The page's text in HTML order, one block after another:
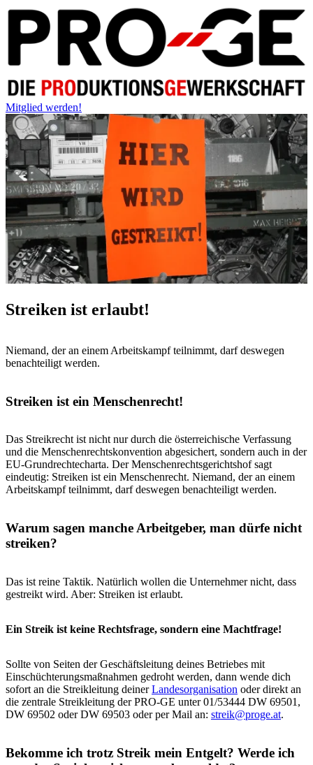
Mitglied werden!
Streiken ist erlaubt!
Niemand, der an einem Arbeitskampf teilnimmt, darf deswegen
benachteiligt werden.
Streiken ist ein Menschenrecht!
Das Streikrecht ist nicht nur durch die österreichische Verfassung
und die Menschenrechtskonvention abgesichert, sondern auch in der
EU-Grundrechtecharta. Der Menschenrechtsgerichtshof sagt
eindeutig: Streiken ist ein Menschenrecht. Niemand, der an einem
Arbeitskampf teilnimmt, darf deswegen benachteiligt werden.
Warum sagen manche Arbeitgeber, man dürfe nicht
streiken?
Das ist reine Taktik. Natürlich wollen die Unternehmer nicht, dass
gestreikt wird. Aber: Streiken ist erlaubt.
Ein Streik ist keine Rechtsfrage, sondern eine Machtfrage!
Sollte von Seiten der Geschäftsleitung deines Betriebes mit
Einschüchterungsmaßnahmen gedroht werden, dann wende dich
sofort an die Streikleitung deinerLandesorganisation oder direkt an
die zentrale Streikleitung der PRO-GE unter 01/53444 DW 69501,
DW 69502 oder DW 69503 oder per Mail an: streik@proge.at.
Bekomme ich trotz Streik mein Entgelt? Werde ich